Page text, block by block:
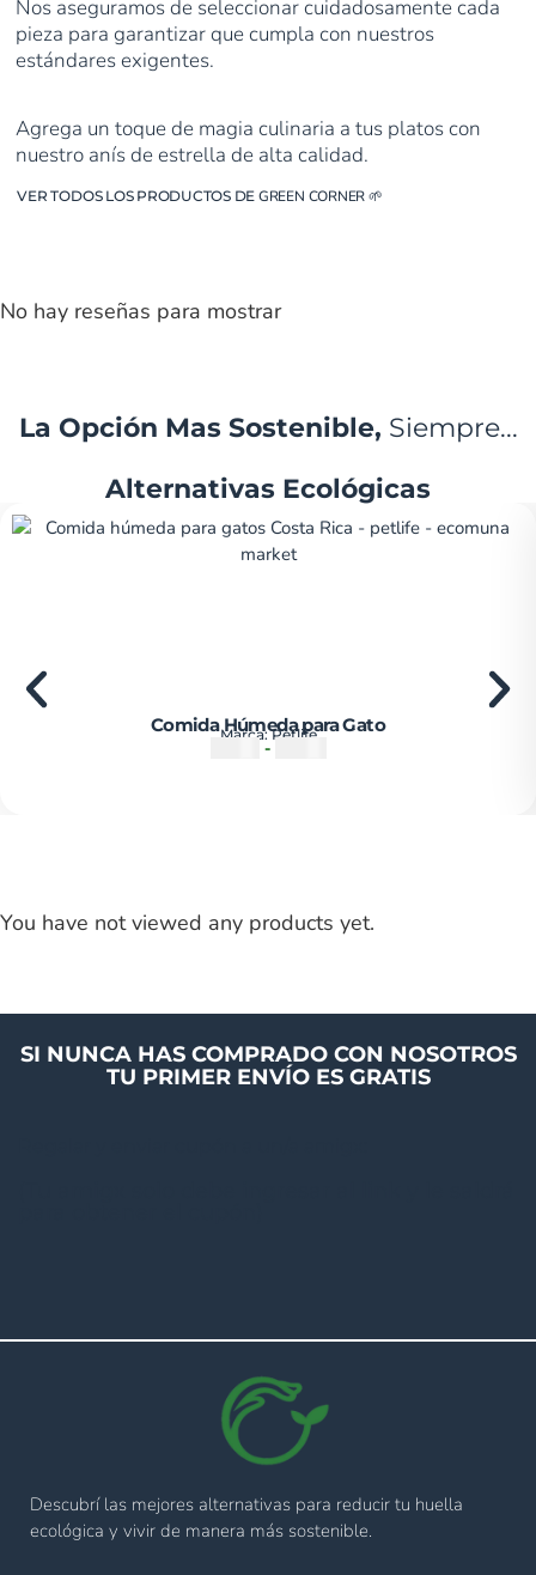
Nos aseguramos de seleccionar cuidadosamente cada
pieza para garantizar que cumpla con nuestros
estándares exigentes.
Agrega un toque de magia culinaria a tus platos con
nuestro anís de estrella de alta calidad.
VER TODOS LOS PRODUCTOS DE GREEN CORNER 🌱
No hay reseñas para mostrar
La Opción Mas Sostenible, Siempre...
Alternativas Ecológicas
Comida Húmeda para Gato
Marca:Petlife
-
You have not viewed any products yet.
SI NUNCA HAS COMPRADO CON NOSOTROS
TU PRIMER ENVÍO ES GRATIS
Descubrí las mejores alternativas para reducir tu huella
ecológica y vivir de manera más sostenible.